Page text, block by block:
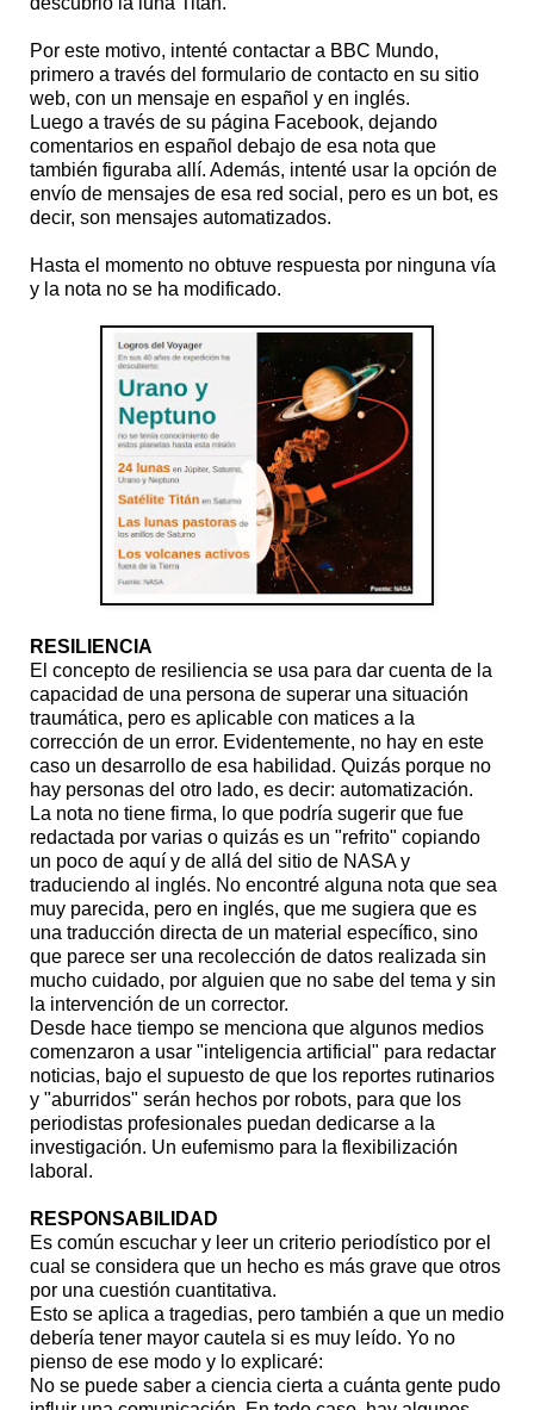
Por este motivo, intenté contactar a BBC Mundo,
primero a través del formulario de contacto en su sitio
web, con un mensaje en español y en inglés.
Luego a través de su página Facebook, dejando
comentarios en español debajo de esa nota que
también figuraba allí. Además, intenté usar la opción de
envío de mensajes de esa red social, pero es un bot, es
decir, son mensajes automatizados.
Hasta el momento no obtuve respuesta por ninguna vía
y la nota no se ha modificado.
RESILIENCIA
El concepto de resiliencia se usa para dar cuenta de la
capacidad de una persona de superar una situación
traumática, pero es aplicable con matices a la
corrección de un error. Evidentemente, no hay en este
caso un desarrollo de esa habilidad. Quizás porque no
hay personas del otro lado, es decir: automatización.
La nota no tiene firma, lo que podría sugerir que fue
redactada por varias o quizás es un "refrito" copiando
un poco de aquí y de allá del sitio de NASA y
traduciendo al inglés. No encontré alguna nota que sea
muy parecida, pero en inglés, que me sugiera que es
una traducción directa de un material específico, sino
que parece ser una recolección de datos realizada sin
mucho cuidado, por alguien que no sabe del tema y sin
la intervención de un corrector.
Desde hace tiempo se menciona que algunos medios
comenzaron a usar "inteligencia artificial" para redactar
noticias, bajo el supuesto de que los reportes rutinarios
y "aburridos" serán hechos por robots, para que los
periodistas profesionales puedan dedicarse a la
investigación. Un eufemismo para la flexibilización
laboral.
RESPONSABILIDAD
Es común escuchar y leer un criterio periodístico por el
cual se considera que un hecho es más grave que otros
por una cuestión cuantitativa.
Esto se aplica a tragedias, pero también a que un medio
debería tener mayor cautela si es muy leído. Yo no
pienso de ese modo y lo explicaré:
No se puede saber a ciencia cierta a cuánta gente pudo